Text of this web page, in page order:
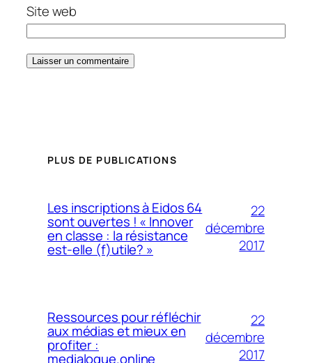
Site web
PLUS DE PUBLICATIONS
Les inscriptions à Eidos 64
sont ouvertes ! « Innover
en classe : la résistance
est-elle (f)utile? »
22
décembre
2017
Ressources pour réfléchir
aux médias et mieux en
profiter :
medialogue.online
22
décembre
2017